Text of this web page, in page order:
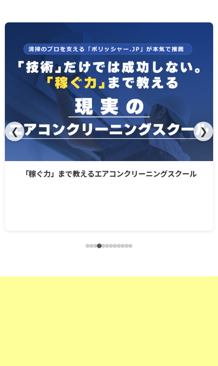
「稼ぐ力」まで教えるエアコンクリーニングスクール
❮ ❯